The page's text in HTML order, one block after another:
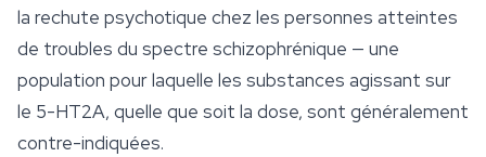
la rechute psychotique chez les personnes atteintes
de troubles du spectre schizophrénique — une
population pour laquelle les substances agissant sur
le 5-HT2A, quelle que soit la dose, sont généralement
contre-indiquées.